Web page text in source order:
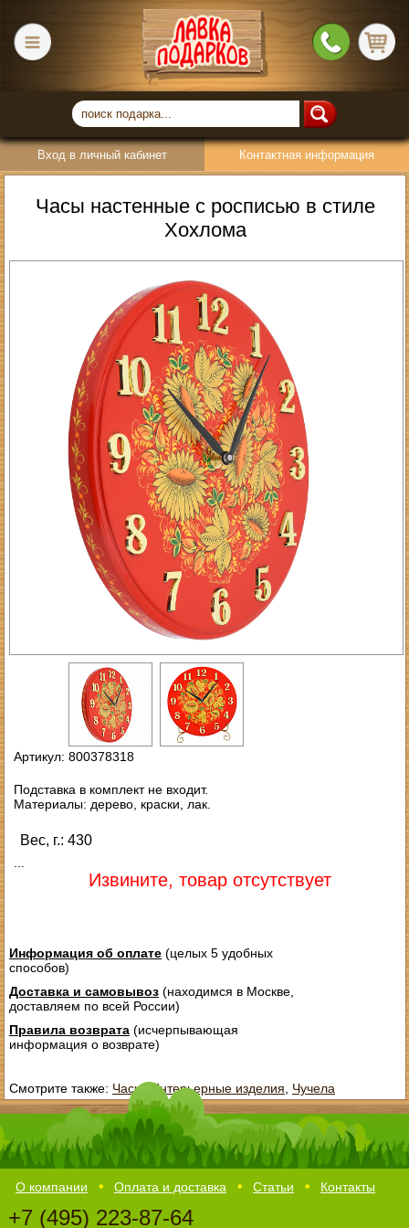
Вход в личный кабинет Контактная информация
Часы настенные с росписью в стиле
Хохлома
Артикул: 800378318
Подставка в комплект не входит.
Материалы: дерево, краски, лак.
Вес, г.: 430
Извините, товар отсутствует
Информация об оплате(целых 5 удобных
способов)
Доставка и самовывоз(находимся в Москве,
доставляем по всей России)
Правила возврата(исчерпывающая
информация о возврате)
Смотрите также: Часы, Интерьерные изделия Чучела
О компании Оплата и доставка Статьи Контакты
+7 (495) 223-87-64